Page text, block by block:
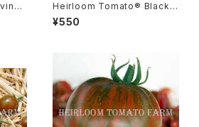
トマ
ィ
Heirloom Tomato® Black V
ernissage エアルーム・トマト・
ブラック・ヴェルニサージュ
¥550